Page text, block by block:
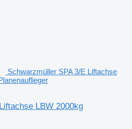
Schwarzmüller SPA 3/E Liftachse
LBW 2000kg